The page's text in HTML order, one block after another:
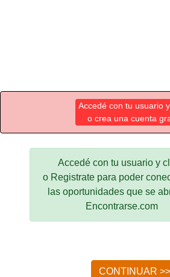
Accedé con tu usuario
o crea una cuenta
Accedé con tu usuario y
o Registrate para poder
las oportunidades que se
Encontrarse.com
CONTINUAR >>